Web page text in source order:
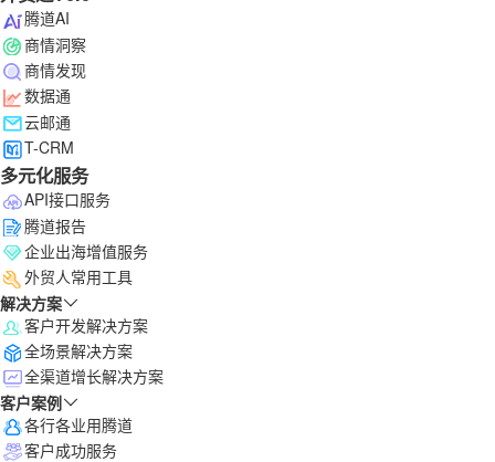
腾道AI
商情洞察
商情发现
数据通
云邮通
T-CRM
多元化服务
API接口服务
腾道报告
企业出海增值服务
外贸人常用工具
解决方案
客户开发解决方案
全场景解决方案
全渠道增长解决方案
客户案例
各行各业用腾道
客户成功服务